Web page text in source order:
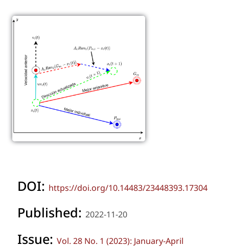
DOI: https://doi.org/10.14483/23448393.17304
Published: 2022-11-20
Issue: Vol. 28 No. 1 (2023): January-April